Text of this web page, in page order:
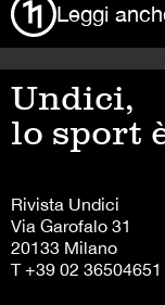
Leggi
Undici,
lo sport
Rivista Undici
Via Garofalo 31
20133 Milano
T +39 02 36504651